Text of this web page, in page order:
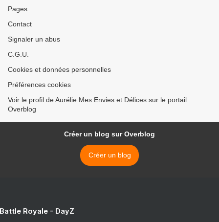
Pages
Contact
Signaler un abus
C.G.U.
Cookies et données personnelles
Préférences cookies
Voir le profil de Aurélie Mes Envies et Délices sur le portail
Overblog
Créer un blog sur Overblog
Créer un blog
Royale - DayZ